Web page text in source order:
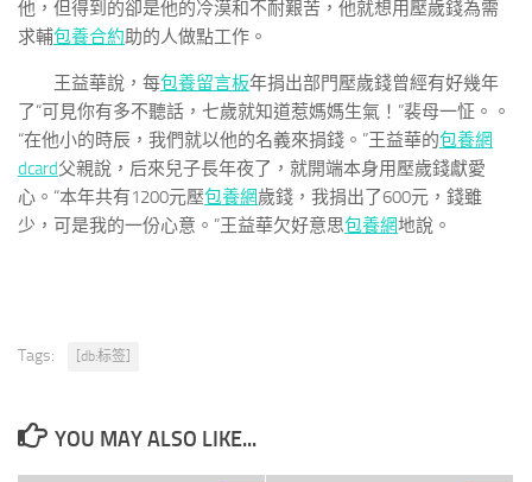
他，但得到的卻是他的冷漠和不耐艱苦，他就想用壓歲錢為需
求輔包養合約助的人做點工作。
王益華說，每包養留言板年捐出部門壓歲錢曾經有好幾年
了“可見你有多不聽話，七歲就知道惹媽媽生氣！”裴母一怔。。
“在他小的時辰，我們就以他的名義來捐錢。”王益華的包養網
dcard父親說，后來兒子長年夜了，就開端本身用壓歲錢獻愛
心。“本年共有1200元壓包養網歲錢，我捐出了600元，錢雖
少，可是我的一份心意。”王益華欠好意思包養網地說。
Tags: [db:标签]
YOU MAY ALSO LIKE...